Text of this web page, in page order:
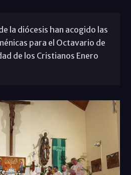
la diócesis han acogido las
para el Octavario de
de los Cristianos Enero